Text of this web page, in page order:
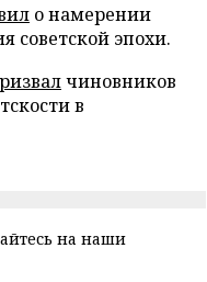
о намерении
советской эпохи.
чиновников
в
на наши